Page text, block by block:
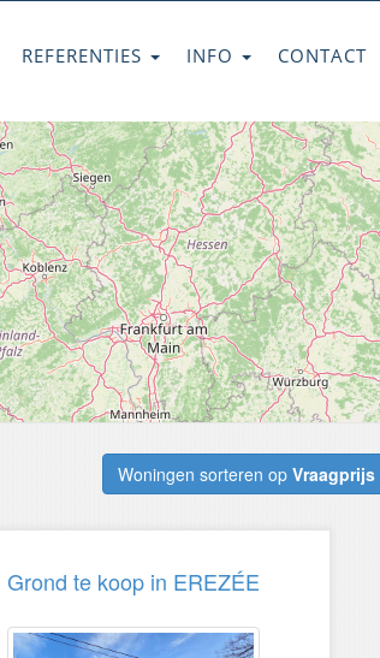
REFERENTIES INFO CONTACT
Woningen sorteren op Vraagprijs
Grond te koop in EREZÉE